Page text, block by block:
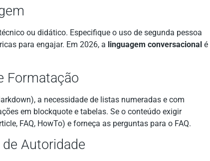
ou didático. Especifique o uso de segunda pessoa
para engajar. Em 2026, a linguagem conversacional é
Formatação
a necessidade de listas numeradas e com
em blockquote e tabelas. Se o conteúdo exigir
FAQ, HowTo) e forneça as perguntas para o FAQ.
Autoridade